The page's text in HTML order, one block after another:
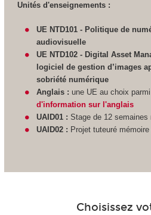
Unités d'enseignements :
UE NTD101 - Politique de
audiovisuelle
UE NTD102 - Digital Asset
logiciel de gestion d’images
sobriété numérique
Anglais : une UE au choix
d'information sur l'anglais
UAID01 :Stage de 12 semaines
UAID02 : Projet tuteuré mémoire
Choisissez